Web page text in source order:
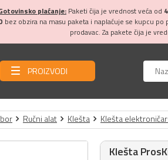
plaćanje: Paketi čija je vrednost veća od
bez obzira na masu paketa i naplaćuje se kupcu
prodavac. Za pakete čija je
PROIZVODI
Ručni alat Klešta Klešta
Klešta